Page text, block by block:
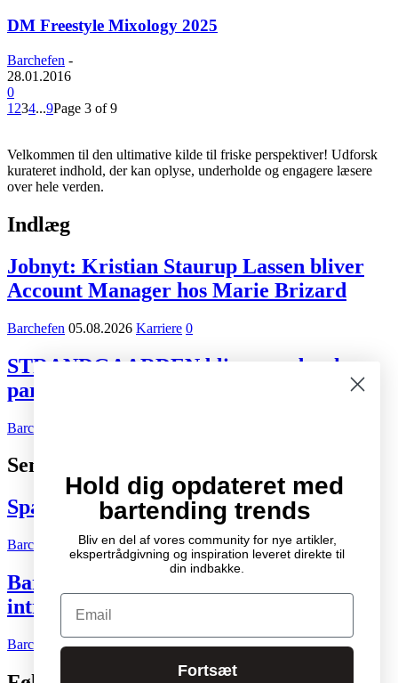
DM Freestyle Mixology 2025
Barchefen -
28.01.2016
0
1 234...9Page 3 of 9
Velkommen til den ultimative kilde til friske perspektiver! Udforsk
kurateret indhold, der kan oplyse, underholde og engagere læsere
over hele verden.
Indlæg
Jobnyt: Kristian Staurup Lassen bliver
Account Manager hos Marie Brizard
Barchefen 05.08.2026 Karriere 0
STRANDGAARDEN bliver ny dansk
partner for Tiger Beer og Desperados
Barchefen
Seneste indlæg
Spændende cocktail- og drinksbøger
Barchefen 04.10.2007 Litteratur 2
Bartenderens grundbog – Den ultimative
introduktion til cocktailkunsten
Barchefen 04.05.2015Litteratur 0
Hold dig opdateret med
bartending trends
Bliv en del af vores community for nye artikler,
ekspertrådgivning og inspiration leveret direkte til
din indbakke.
Email
Fortsæt